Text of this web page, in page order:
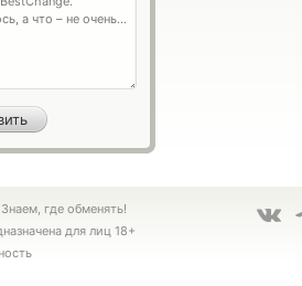
где обменять!
для лиц 18+